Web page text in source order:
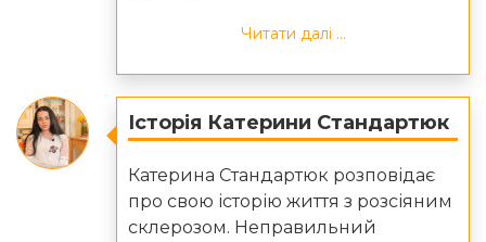
Читати далі ...
Історія Катерини Стандартюк
Катерина Стандартюк розповідає
про свою історію життя з розсіяним
склерозом. Неправильний